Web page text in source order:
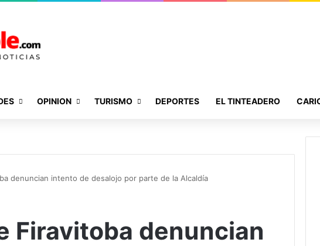
OPINION TURISMO DEPORTES EL TINTEADERO
denuncian intento de desalojo por parte de la Alcaldía
Firavitoba denuncian